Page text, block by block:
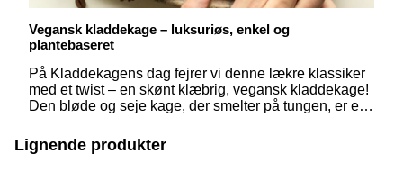
Vegansk kladdekage – luksuriøs, enkel og
plantebaseret
På Kladdekagens dag fejrer vi denne lækre klassiker
med et twist – en skønt klæbrig, vegansk kladdekage!
Den bløde og seje kage, der smelter på tungen, er en
ingredienser kan du lave en mindst lige så god variant
uden mejeriprodukter eller æg.
Lignende produkter